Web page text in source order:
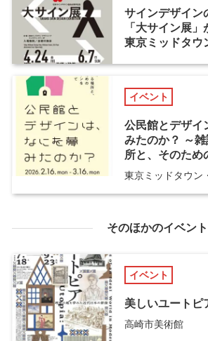
サインデザイン
「大サイン展
東京ミッドタウ
イベント
公民館とデザイ
みたのか？ ～
所と、そのた
って～
東京ミッドタウン
そのほかのイベント
イベント
美しいユートピ
高崎市美術館